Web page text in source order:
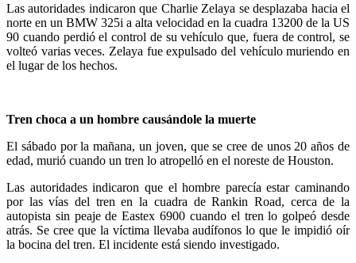
Las autoridades indicaron que Charlie Zelaya se desplazaba hacia el
norte en un BMW 325i a alta velocidad en la cuadra 13200 de la US
90 cuando perdió el control de su vehículo que, fuera de control, se
volteó varias veces. Zelaya fue expulsado del vehículo muriendo en
el lugar de los hechos.
Tren choca a un hombre causándole la muerte
El sábado por la mañana, un joven, que se cree de unos 20 años de
edad, murió cuando un tren lo atropelló en el noreste de Houston.
Las autoridades indicaron que el hombre parecía estar caminando
por las vías del tren en la cuadra de Rankin Road, cerca de la
autopista sin peaje de Eastex 6900 cuando el tren lo golpeó desde
atrás. Se cree que la víctima llevaba audífonos lo que le impidió oír
la bocina del tren. El incidente está siendo investigado.